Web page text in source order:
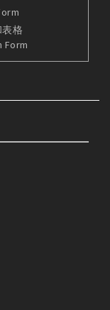
格
Form